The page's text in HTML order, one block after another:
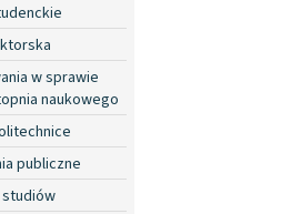
w sprawie
naukowego
publiczne